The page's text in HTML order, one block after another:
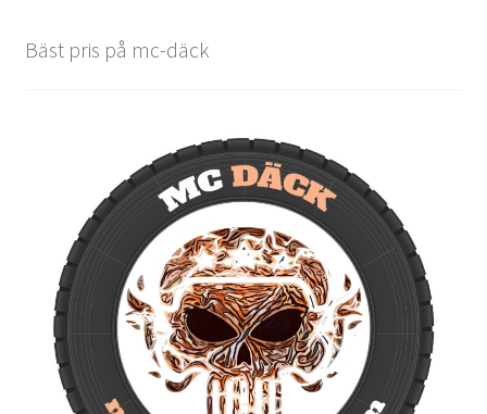
Bäst pris på mc-däck